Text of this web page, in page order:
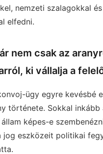
nemzeti szalagokkal
elfedni.
nem csak az
ki vállalja a
ügy egyre kevésbé
története. Sokkal inkább
képes-e
jog eszközeit politikai